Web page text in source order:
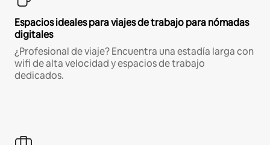
Espacios ideales para viajes de trabajo para nómadas
digitales
¿Profesional de viaje? Encuentra una estadía larga con
wifi de alta velocidad y espacios de trabajo
dedicados.